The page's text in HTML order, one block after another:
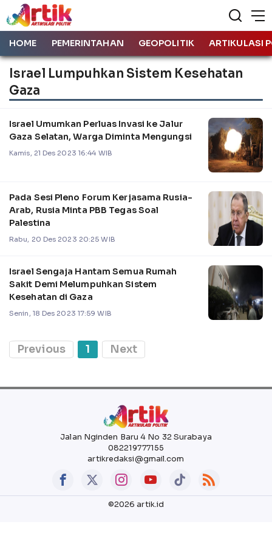
HOME PEMERINTAHAN GEOPOLITIK ARTIKULASI
Israel Lumpuhkan Sistem Kesehatan
Gaza
Israel Umumkan Perluas Invasi ke Jalur
Gaza Selatan, Warga Diminta Mengungsi
Kamis, 21 Des 2023 16:44 WIB
Pada Sesi Pleno Forum Kerjasama Rusia-
Arab, Rusia Minta PBB Tegas Soal
Palestina
Rabu, 20 Des 2023 20:25 WIB
Israel Sengaja Hantam Semua Rumah
Sakit Demi Melumpuhkan Sistem
Kesehatan di Gaza
Senin, 18 Des 2023 17:59 WIB
Previous 1 Next
Jalan Nginden Baru 4 No 32 Surabaya
082219777155
artikredaksi@gmail.com
©2026 artik.id